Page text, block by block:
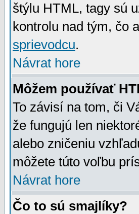
štýlu HTML, tagy sú
kontrolu nad tým, čo
sprievodcu.
Návrat hore
Môžem používať
To závisí na tom, či
že fungujú len
alebo zničeniu
môžete túto voľbu
Návrat hore
Čo to sú smajlíky?